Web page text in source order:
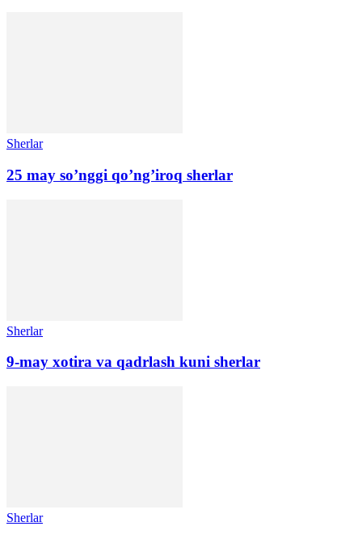
Sherlar
25 may so’nggi qo’ng’iroq sherlar
Sherlar
9-may xotira va qadrlash kuni sherlar
Sherlar